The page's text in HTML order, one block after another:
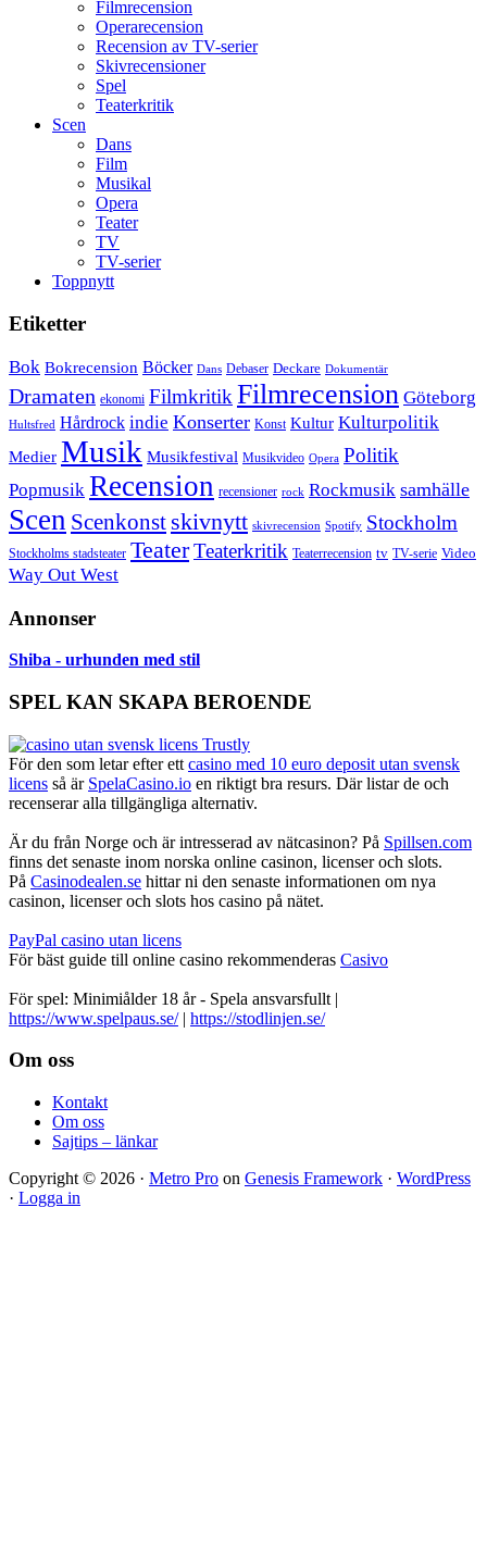
Filmrecension
Operarecension
Recension av TV-serier
Skivrecensioner
Spel
Teaterkritik
Scen
Dans
Film
Musikal
Opera
Teater
TV
TV-serier
Toppnytt
Etiketter
Bok Bokrecension Böcker Dans Debaser Deckare Dokumentär
Dramaten ekonomi Filmkritik Filmrecension Göteborg
Hultsfred Hårdrock indie Konserter Konst Kultur Kulturpolitik
Medier Musik Musikfestival Musikvideo Opera Politik
Popmusik Recension recensioner rock Rockmusik samhälle
Scen Scenkonst skivnytt skivrecension Spotify Stockholm
Stockholms stadsteater TeaterTeaterkritik Teaterrecension tv TV-serie Video
Way Out West
Annonser
Shiba - urhunden med stil
SPEL KAN SKAPA BEROENDE
För den som letar efter ett casino med 10 euro deposit utan svensk
licens så är SpelaCasino.io en riktigt bra resurs. Där listar de och
recenserar alla tillgängliga alternativ.
Är du från Norge och är intresserad av nätcasinon? På Spillsen.com
finns det senaste inom norska online casinon, licenser och slots.
På Casinodealen.se hittar ni den senaste informationen om nya
casinon, licenser och slots hos casino på nätet.
PayPal casino utan licens
För bäst guide till online casino rekommenderas Casivo
För spel: Minimiålder 18 år - Spela ansvarsfullt |
https://www.spelpaus.se/| https://stodlinjen.se/
Footer
Om oss
Kontakt
Om oss
Sajtips – länkar
Copyright © 2026 · Metro Pro on Genesis Framework · WordPress
· Logga in